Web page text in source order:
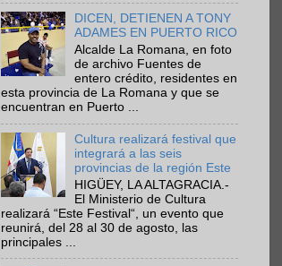
DICEN, DETIENEN A TONY
ADAMES EN PUERTO RICO
Alcalde La Romana, en foto
de archivo Fuentes de
entero crédito, residentes en
esta provincia de La Romana y que se
encuentran en Puerto ...
Cultura realizará festival que
integrará a las seis
provincias de la región Este
HIGÜEY, LA ALTAGRACIA.-
El Ministerio de Cultura
realizará “Este Festival“, un evento que
reunirá, del 28 al 30 de agosto, las
principales ...